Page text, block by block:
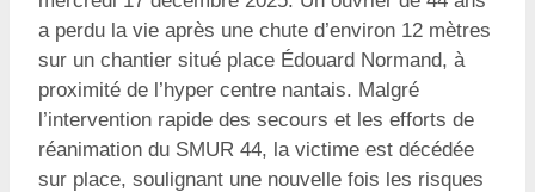
a perdu la vie après une chute d’environ 12 mètres
sur un chantier situé place Édouard Normand, à
proximité de l’hyper centre nantais. Malgré
l’intervention rapide des secours et les efforts de
réanimation du SMUR 44, la victime est décédée
sur place, soulignant une nouvelle fois les risques